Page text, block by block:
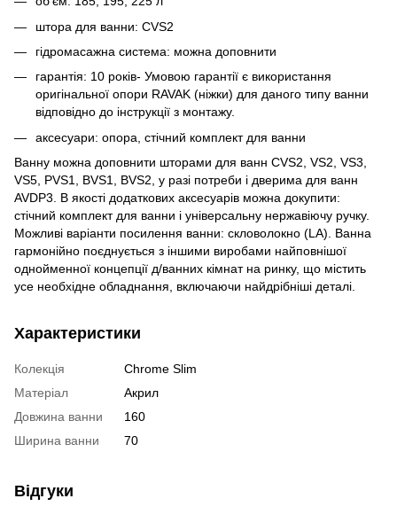
штора для ванни: CVS2
гідромасажна система: можна доповнити
гарантія: 10 років- Умовою гарантії є використання
оригінальної опори RAVAK (ніжки) для даного типу ванни
відповідно до інструкції з монтажу.
аксесуари: опора, стічний комплект для ванни
Ванну можна доповнити шторами для ванн CVS2, VS2, VS3,
VS5, PVS1, BVS1, BVS2, у разі потреби і дверима для ванн
AVDP3. В якості додаткових аксесуарів можна докупити:
стічний комплект для ванни і універсальну нержавіючу ручку.
Можливі варіанти посилення ванни: скловолокно (LA). Ванна
гармонійно поєднується з іншими виробами найповнішої
однойменної концепції д/ванних кімнат на ринку, що містить
усе необхідне обладнання, включаючи найдрібніші деталі.
Характеристики
Колекція
Chrome Slim
Матеріал
Акрил
Довжина ванни
160
Ширина ванни
70
Відгуки